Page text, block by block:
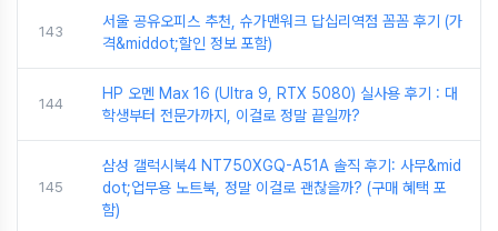
143
서울 공유오피스 추천, 슈가맨워크 답십리역점 꼼꼼 후기 (가
격&middot;할인 정보 포함)
144
HP 오멘 Max 16 (Ultra 9, RTX 5080) 실사용 후기 : 대
학생부터 전문가까지, 이걸로 정말 끝일까?
145
삼성 갤럭시북4 NT750XGQ-A51A 솔직 후기: 사무&mid
dot;업무용 노트북, 정말 이걸로 괜찮을까? (구매 혜택 포
함)